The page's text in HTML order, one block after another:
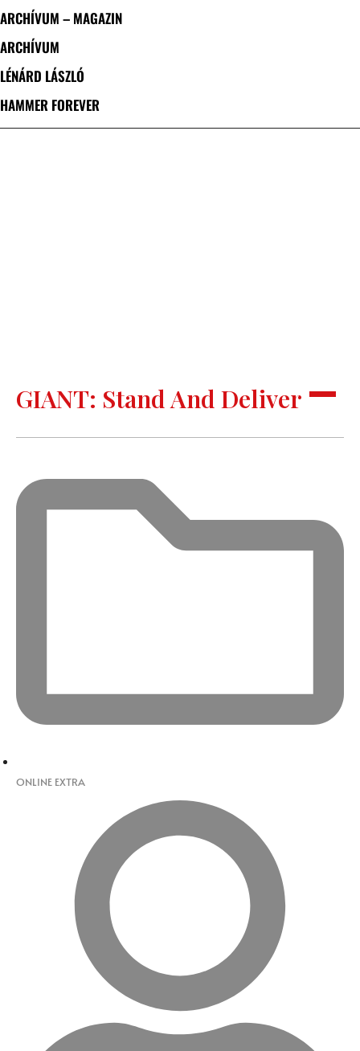
ARCHÍVUM – MAGAZIN
ARCHÍVUM
LÉNÁRD LÁSZLÓ
HAMMER FOREVER
GIANT: Stand And Deliver
ONLINE EXTRA